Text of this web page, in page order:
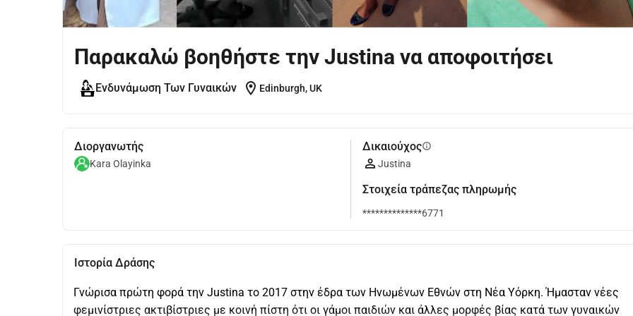
Παρακαλώ βοηθήστε την Justina να αποφοιτήσει
Ενδυνάμωση Των Γυναικών location_on Edinburgh, UK
Διοργανωτής
Kara Olayinka
Δικαιούχοςinfo
Justina
Στοιχεία τράπεζας πληρωμής
**************6771
Ιστορία Δράσης
Γνώρισα πρώτη φορά την Justina το 2017 στην έδρα των Ηνωμένων Εθνών στη Νέα Υόρκη. Ήμασταν νέες
φεμινίστριες ακτιβίστριες με κοινή πίστη ότι οι γάμοι παιδιών και άλλες μορφές βίας κατά των γυναικών